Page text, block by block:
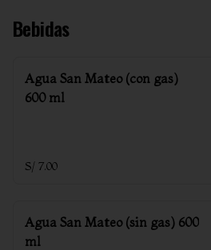
Bebidas
Agua San Mateo (con gas)
600 ml
S/ 7.00
Agua San Mateo (sin gas) 600
ml